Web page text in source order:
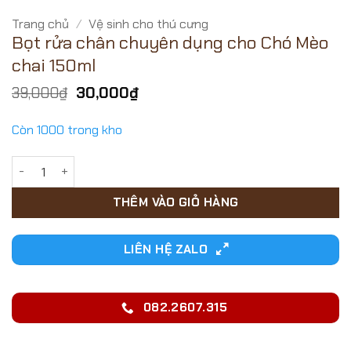
Trang chủ / Vệ sinh cho thú cưng
Bọt rửa chân chuyên dụng cho Chó Mèo
chai 150ml
39,000₫ Giá
gốc
39,000₫.
30,000₫Giá
Còn 1000 trong kho
THÊM VÀO GIỎ HÀNG
LIÊN HỆ ZALO
082.2607.315